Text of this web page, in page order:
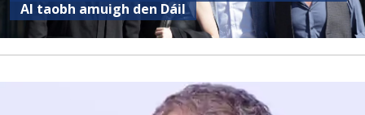
AI taobh amuigh den Dáil